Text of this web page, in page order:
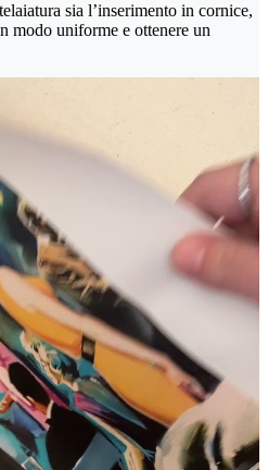
sia l’inserimento in cornice,
modo uniforme e ottenere un